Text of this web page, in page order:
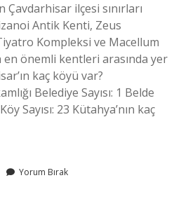
Çavdarhisar ilçesi sınırları
Antik Kenti, Zeus
Kompleksi ve Macellum
en önemli kentleri arasında yer
kaç köyü var?
Belediye Sayısı: 1 Belde
Köy Sayısı: 23 Kütahya’nın kaç
Yorum Bırak